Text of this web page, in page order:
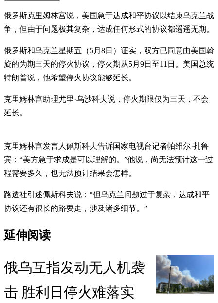
俄罗斯克里姆林宫说，美国急于达成和平协议以结束乌克兰战
争，但由于问题极其复杂，达成任何形式的协议都遥遥无期。
俄罗斯和乌克兰星期五（5月8日）证实，双方已同意由美国斡
旋的为期三天的停火协议，停火期从5月9日至11日。美国总统
特朗普说，他希望停火协议能够延长。
克里姆林宫助理尤里·乌沙科夫说，停火期限仅为三天，不会
延长。
克里姆林宫发言人佩斯科夫告诉国家电视台记者帕维尔·扎鲁
宾：“美方急于求成是可以理解的。”他说，尚无法预计这一过
程需要多久，也无法预计结果会怎样。
路透社引述佩斯科夫说：“但乌克兰问题过于复杂，达成和平
协议还有很长的路要走，涉及诸多细节。”
延伸阅读
俄乌互指发动无人机袭
击 胜利日停火难落实